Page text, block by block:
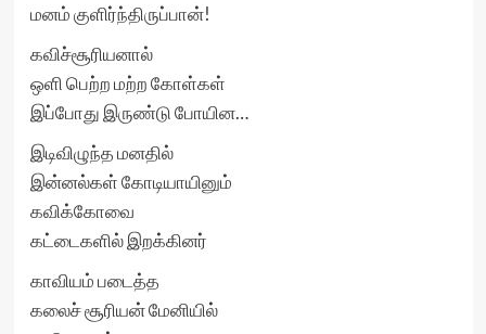
மனம் குளிர்ந்திருப்பான்!
கவிச்சூரியனால்
ஒளி பெற்ற மற்ற கோள்கள்
இப்போது இருண்டு போயின…
இடிவிழுந்த மனதில்
இன்னல்கள் கோடியாயினும்
கவிக்கோவை
கட்டைகளில் இறக்கினர்
காவியம் படைத்த
கலைச் சூரியன் மேனியில்